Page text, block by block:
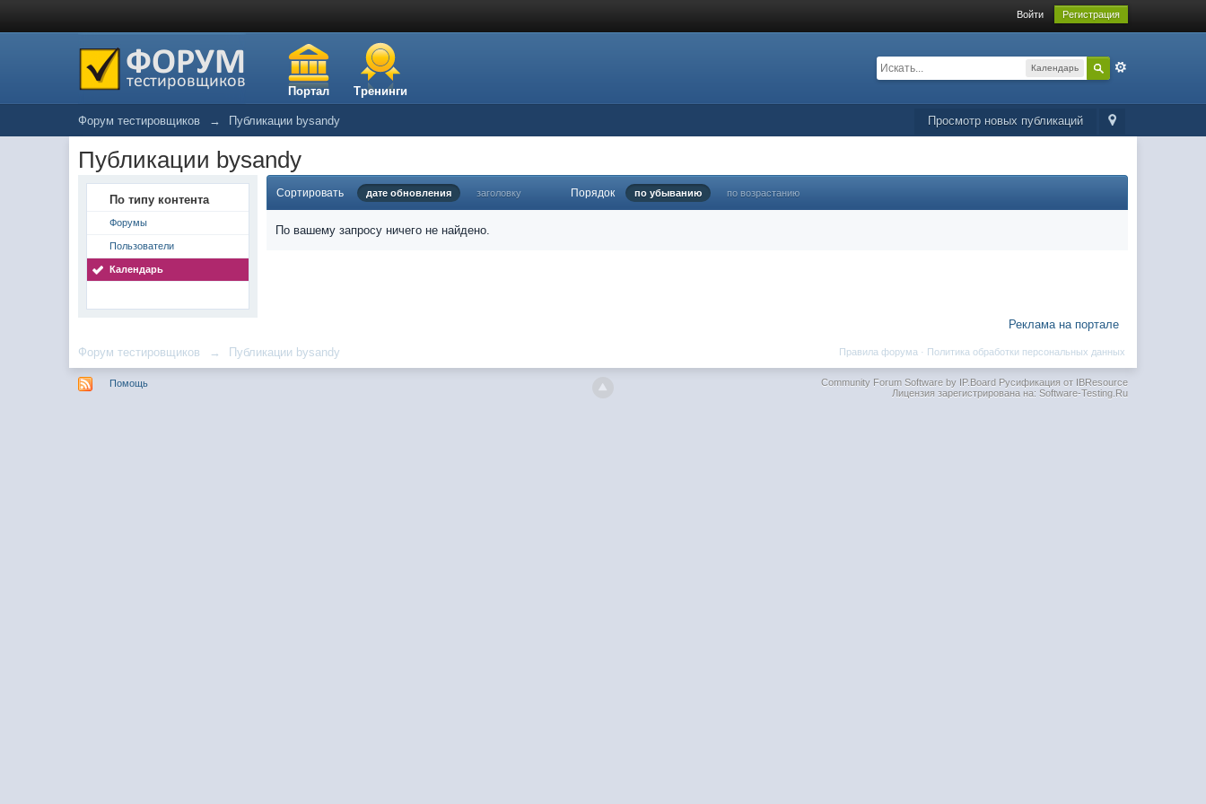
Войти Регистрация
Портал Тренинги
Календарь
Просмотр новых публикаций
Форум тестировщиков → Публикации bysandy
Публикации bysandy
По типу контента
Форумы
Пользователи
Календарь
Сортировать дате обновления заголовку Порядок по убыванию по возрастанию
По вашему запросу ничего не найдено.
Реклама на портале
Форум тестировщиков → Публикации bysandy Политика обработки персональных данных
Правила форума ·
Помощь Community Forum Software by IP.BoardРусификация от IBResource
Лицензия зарегистрирована на: Software-Testing.Ru